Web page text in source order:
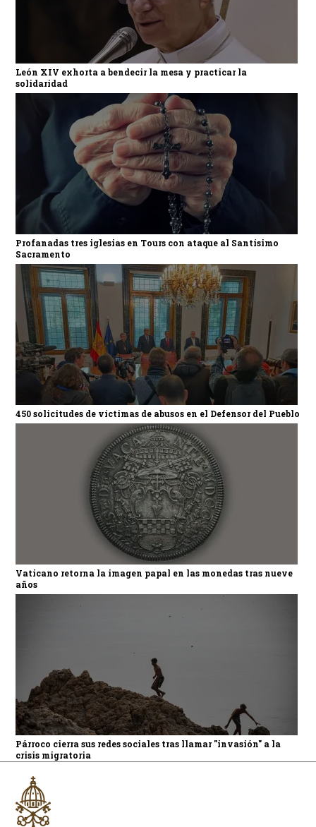
León XIV exhorta a bendecir la mesa y practicar la
solidaridad
Profanadas tres iglesias en Tours con ataque al Santísimo
Sacramento
450 solicitudes de víctimas de abusos en el Defensor del Pueblo
Vaticano retorna la imagen papal en las monedas tras nueve
años
Párroco cierra sus redes sociales tras llamar "invasión" a la
crisis migratoria